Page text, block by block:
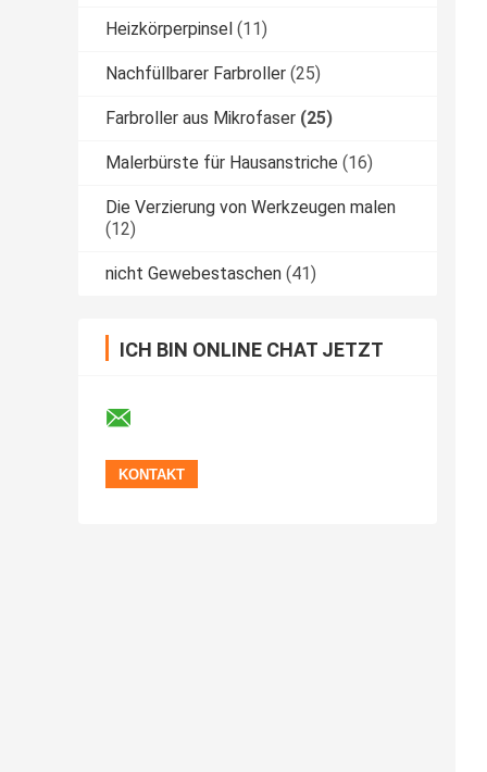
Heizkörperpinsel (11)
Nachfüllbarer Farbroller (25)
Farbroller aus Mikrofaser (25)
Malerbürste für Hausanstriche (16)
Die Verzierung von Werkzeugen malen
(12)
nicht Gewebestaschen (41)
ICH BIN ONLINE CHAT JETZT